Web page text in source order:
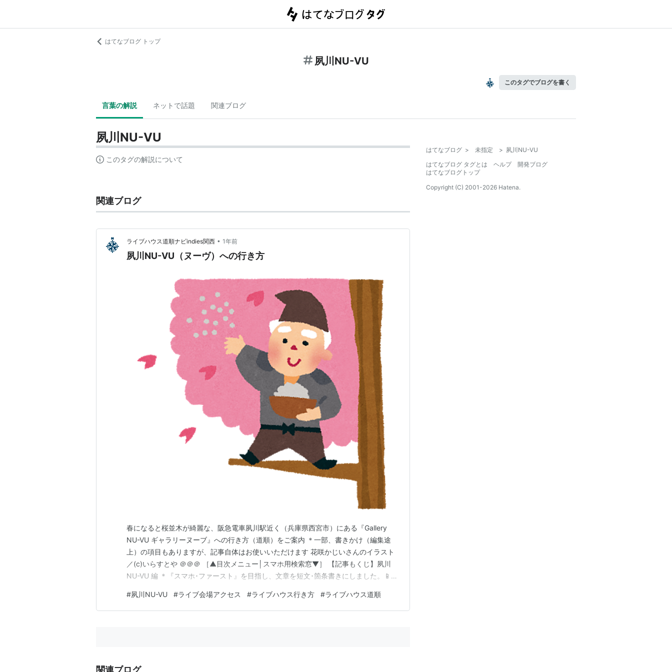
はてなブログ トップ
夙川NU-VU
このタグでブログを書く
言葉の解説 ネットで話題 関連ブログ
夙川NU-VU
このタグの解説について
関連ブログ
ライブハウス道順ナビindies関西 • 1年前
夙川NU-VU（ヌーヴ）への行き方
春になると桜並木が綺麗な、阪急電車夙川駅近く（兵庫県西宮市）にある『Gallery
NU-VU ギャラリーヌーブ』への行き方（道順）をご案内 ＊一部、書きかけ（編集途
上）の項目もありますが、記事自体はお使いいただけます 花咲かじいさんのイラスト
／(c)いらすとや ＠＠＠ ［▲目次メニュー│スマホ用検索窓▼］ 【記事もくじ】夙川
NU-VU 編 ＊『スマホ･ファースト』を目指し、文章を短文･箇条書きにしました。📱ス
試しください💁‍♂️ ☔傘要る？《会場周辺の天気》 会場最寄り駅・バス停の一覧 最寄り駅
①：阪急電車 夙…
#夙川NU-VU #ライブ会場アクセス #ライブハウス行き方 #ライブハウス道順
関連ブログ
はてなブログ > 未指定 > 夙川NU-VU
はてなブログ タグとは
ヘルプ
開発ブログ
はてなブログトップ
Copyright (C) 2001-2026 Hatena.